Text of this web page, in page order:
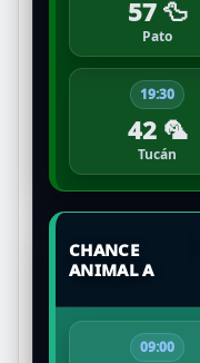
57 🦆
Pato
19:30
42 🦜
Tucán
CHANCE
ANIMAL A
09:00